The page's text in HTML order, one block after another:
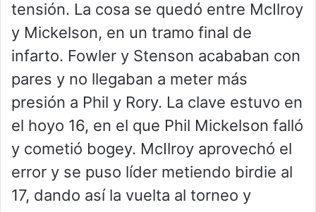
tensión. La cosa se quedó entre McIlroy
y Mickelson, en un tramo final de
infarto. Fowler y Stenson acababan con
pares y no llegaban a meter más
presión a Phil y Rory. La clave estuvo en
el hoyo 16, en el que Phil Mickelson falló
y cometió bogey. McIlroy aprovechó el
error y se puso líder metiendo birdie al
17, dando así la vuelta al torneo y